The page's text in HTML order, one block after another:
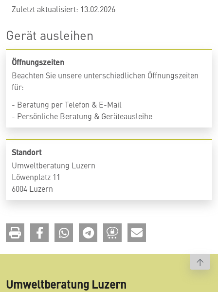
Zuletzt aktualisiert: 13.02.2026
Gerät ausleihen
Öffnungszeiten
Beachten Sie unsere unterschiedlichen Öffnungszeiten
für:
- Beratung per Telefon & E-Mail
- Persönliche Beratung & Geräteausleihe
Standort
Umweltberatung Luzern
Löwenplatz 11
6004 Luzern
Umweltberatung Luzern